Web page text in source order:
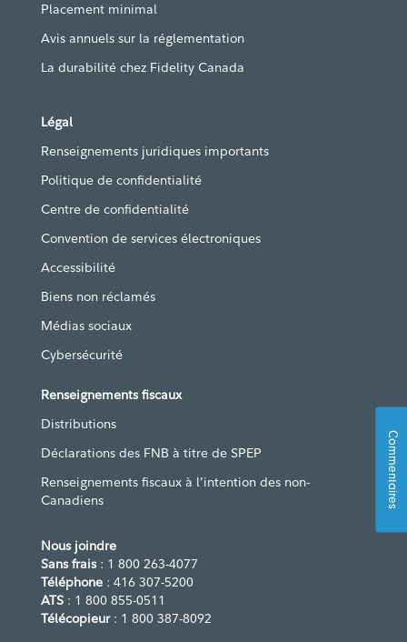
Placement minimal
Avis annuels sur la réglementation
La durabilité chez Fidelity Canada
Légal
Renseignements juridiques importants
Politique de confidentialité
Centre de confidentialité
Convention de services électroniques
Accessibilité
Biens non réclamés
Médias sociaux
Cybersécurité
Renseignements fiscaux
Distributions
Déclarations des FNB à titre de SPEP
Renseignements fiscaux à l’intention des non-
Canadiens
Nous joindre
Sans frais: 1 800 263-4077
Téléphone : 416 307-5200
ATS : 1 800 855-0511
Télécopieur: 1 800 387-8092
Commentaires